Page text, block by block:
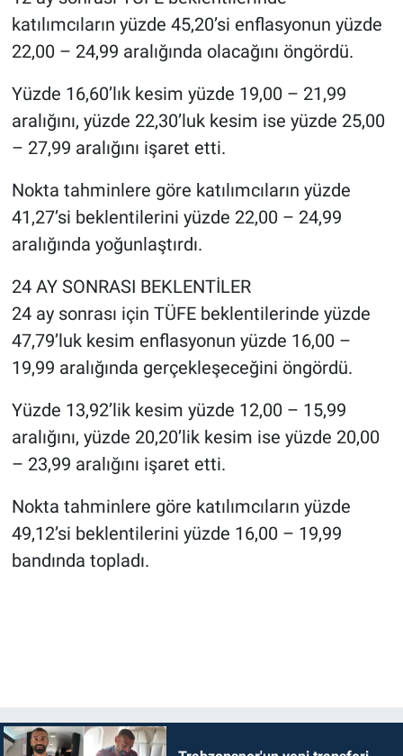
katılımcıların yüzde 45,20’si enflasyonun yüzde
22,00 – 24,99 aralığında olacağını öngördü.
Yüzde 16,60’lık kesim yüzde 19,00 – 21,99
aralığını, yüzde 22,30’luk kesim ise yüzde 25,00
– 27,99 aralığını işaret etti.
Nokta tahminlere göre katılımcıların yüzde
41,27’si beklentilerini yüzde 22,00 – 24,99
aralığında yoğunlaştırdı.
24 AY SONRASI BEKLENTİLER
24 ay sonrası için TÜFE beklentilerinde yüzde
47,79’luk kesim enflasyonun yüzde 16,00 –
19,99 aralığında gerçekleşeceğini öngördü.
Yüzde 13,92’lik kesim yüzde 12,00 – 15,99
aralığını, yüzde 20,20’lik kesim ise yüzde 20,00
– 23,99 aralığını işaret etti.
Nokta tahminlere göre katılımcıların yüzde
49,12’si beklentilerini yüzde 16,00 – 19,99
bandında topladı.